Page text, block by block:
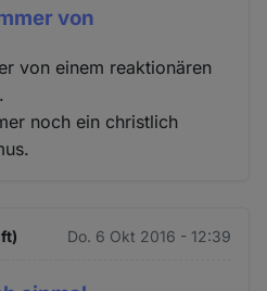
von
von einem reaktionären
noch ein christlich
Do. 6 Okt 2016 - 12:39